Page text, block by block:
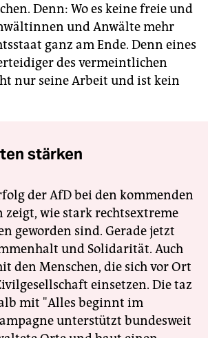
Denn: Wo es keine freie und
und Anwälte mehr
ganz am Ende. Denn eines
des vermeintlichen
nur seine Arbeit und ist kein
stärken
der AfD bei den kommenden
zeigt, wie stark rechtsextreme
geworden sind. Gerade jetzt
und Solidarität. Auch
den Menschen, die sich vor Ort
einsetzen. Die taz
mit "Alles beginnt im
unterstützt bundesweit